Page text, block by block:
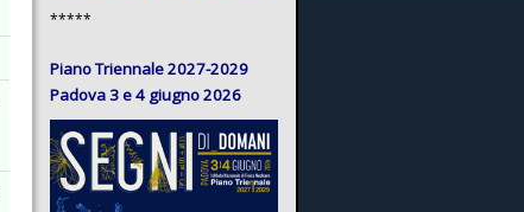
*****
Piano Triennale 2027-2029
Padova 3 e 4 giugno 2026